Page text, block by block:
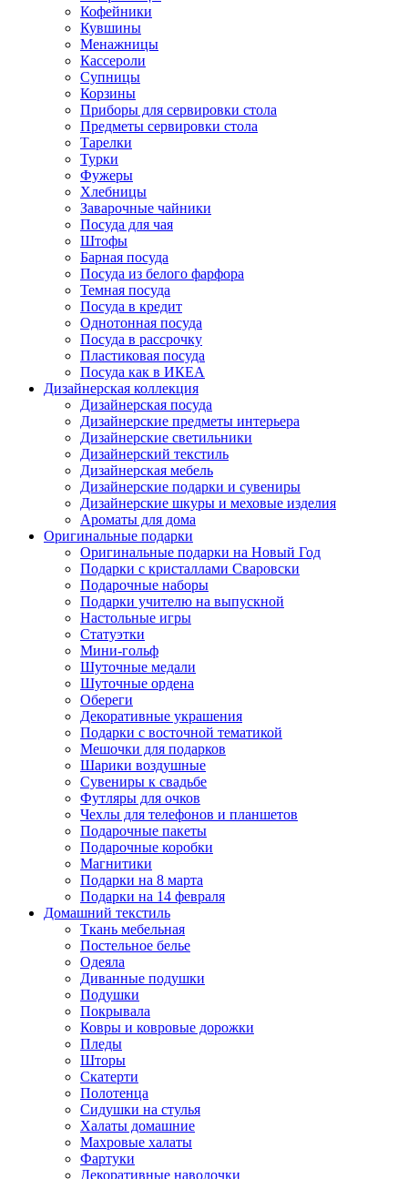
Кофейники
Кувшины
Менажницы
Кассероли
Супницы
Корзины
Приборы для сервировки стола
Предметы сервировки стола
Тарелки
Турки
Фужеры
Хлебницы
Заварочные чайники
Посуда для чая
Штофы
Барная посуда
Посуда из белого фарфора
Темная посуда
Посуда в кредит
Однотонная посуда
Посуда в рассрочку
Пластиковая посуда
Посуда как в ИКЕА
Дизайнерская коллекция
Дизайнерская посуда
Дизайнерские предметы интерьера
Дизайнерские светильники
Дизайнерский текстиль
Дизайнерская мебель
Дизайнерские подарки и сувениры
Дизайнерские шкуры и меховые изделия
Ароматы для дома
Оригинальные подарки
Оригинальные подарки на Новый Год
Подарки с кристаллами Сваровски
Подарочные наборы
Подарки учителю на выпускной
Настольные игры
Статуэтки
Мини-гольф
Шуточные медали
Шуточные ордена
Обереги
Декоративные украшения
Подарки с восточной тематикой
Мешочки для подарков
Шарики воздушные
Сувениры к свадьбе
Футляры для очков
Чехлы для телефонов и планшетов
Подарочные пакеты
Подарочные коробки
Магнитики
Подарки на 8 марта
Подарки на 14 февраля
Домашний текстиль
Ткань мебельная
Постельное белье
Одеяла
Диванные подушки
Подушки
Покрывала
Ковры и ковровые дорожки
Пледы
Шторы
Скатерти
Полотенца
Сидушки на стулья
Халаты домашние
Махровые халаты
Фартуки
Декоративные наволочки